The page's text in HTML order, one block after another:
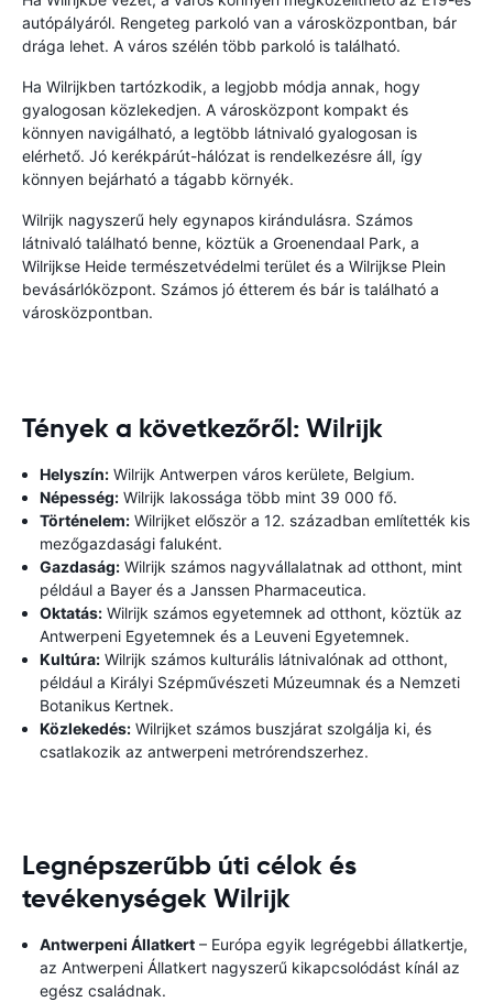
autópályáról. Rengeteg parkoló van a városközpontban, bár
drága lehet. A város szélén több parkoló is található.
Ha Wilrijkben tartózkodik, a legjobb módja annak, hogy
gyalogosan közlekedjen. A városközpont kompakt és
könnyen navigálható, a legtöbb látnivaló gyalogosan is
elérhető. Jó kerékpárút-hálózat is rendelkezésre áll, így
könnyen bejárható a tágabb környék.
Wilrijk nagyszerű hely egynapos kirándulásra. Számos
látnivaló található benne, köztük a Groenendaal Park, a
Wilrijkse Heide természetvédelmi terület és a Wilrijkse Plein
bevásárlóközpont. Számos jó étterem és bár is található a
városközpontban.
Tények a következőről: Wilrijk
Helyszín: Wilrijk Antwerpen város kerülete, Belgium.
Népesség: Wilrijk lakossága több mint 39 000 fő.
Történelem: Wilrijket először a 12. században említették kis
mezőgazdasági faluként.
Gazdaság: Wilrijk számos nagyvállalatnak ad otthont, mint
például a Bayer és a Janssen Pharmaceutica.
Oktatás: Wilrijk számos egyetemnek ad otthont, köztük az
Antwerpeni Egyetemnek és a Leuveni Egyetemnek.
Kultúra: Wilrijk számos kulturális látnivalónak ad otthont,
például a Királyi Szépművészeti Múzeumnak és a Nemzeti
Botanikus Kertnek.
Közlekedés: Wilrijket számos buszjárat szolgálja ki, és
csatlakozik az antwerpeni metrórendszerhez.
Legnépszerűbb úti célok és
tevékenységek Wilrijk
Antwerpeni Állatkert – Európa egyik legrégebbi állatkertje,
az Antwerpeni Állatkert nagyszerű kikapcsolódást kínál az
egész családnak.